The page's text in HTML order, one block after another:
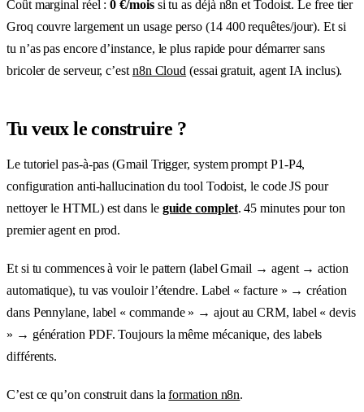
Coût marginal réel :0 €/moissi tu as déjà n8n et Todoist. Le free tier
Groq couvre largement un usage perso (14 400 requêtes/jour). Et si
tu n’as pas encore d’instance, le plus rapide pour démarrer sans
bricoler de serveur, c’est n8n Cloud (essai gratuit, agent IA inclus).
Tu veux le construire ?
Le tutoriel pas-à-pas (Gmail Trigger, system prompt P1-P4,
configuration anti-hallucination du tool Todoist, le code JS pour
nettoyer le HTML) est dans le guide complet. 45 minutes pour ton
premier agent en prod.
Et si tu commences à voir le pattern (label Gmail → agent → action
automatique), tu vas vouloir l’étendre. Label « facture » → création
dans Pennylane, label « commande » → ajout au CRM, label « devis
» → génération PDF. Toujours la même mécanique, des labels
différents.
C’est ce qu’on construit dans laformation n8n.